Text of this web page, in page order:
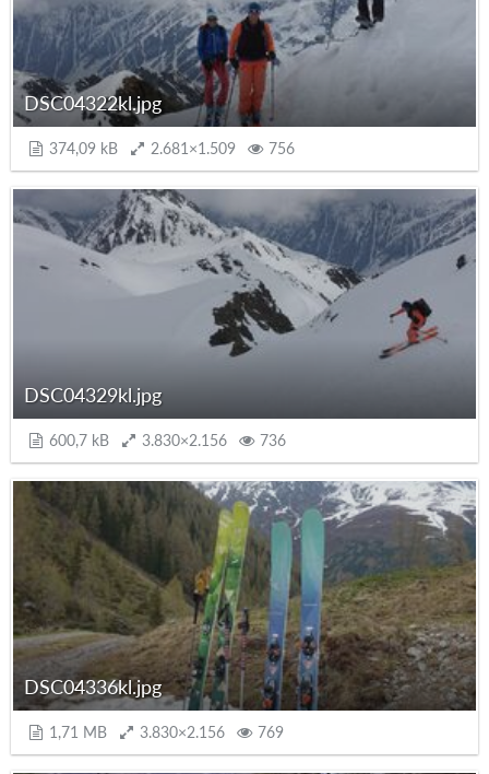
DSC04322kl.jpg
374,09 kB 2.681×1.509 756
DSC04329kl.jpg
600,7 kB 3.830×2.156 736
DSC04336kl.jpg
1,71 MB 3.830×2.156 769